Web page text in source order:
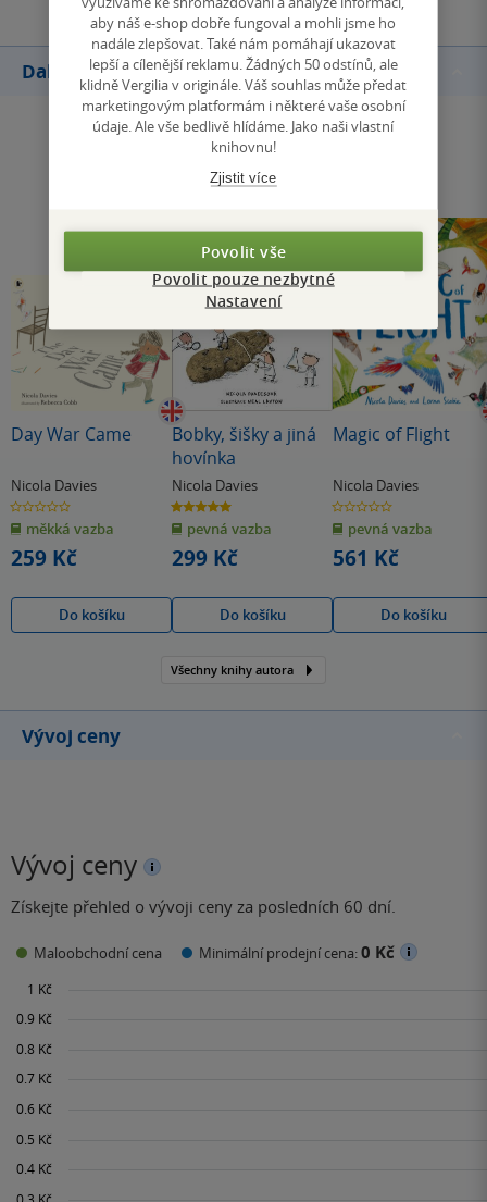
Další knihy autora
Day War Came
Nicola Davies
0.0
z
5
hvězdiček
měkká vazba
259 Kč
Do košíku
Bobky, šišky a jiná
hovínka
Nicola Davies
5.0
z
5
hvězdiček
pevná vazba
299 Kč
Do košíku
Magic of Flight
Nicola Davies
0.0
z
5
hvězdiček
pevná vazba
561 Kč
Do košíku
Všechny knihy autora
Vývoj ceny
Vývoj ceny
Získejte přehled o vývoji ceny za posledních 60 dní.
Maloobchodní cena Minimální prodejní cena:0 Kč
aby náš e-shop dobře fungoval a mohli jsme ho
nadále zlepšovat. Také nám pomáhají ukazovat
lepší a cílenější reklamu. Žádných 50 odstínů, ale
klidně Vergilia v originále. Váš souhlas může předat
marketingovým platformám i některé vaše osobní
údaje. Ale vše bedlivě hlídáme. Jako naši vlastní
knihovnu!
Zjistit více
Povolit vše
Povolit pouze nezbytné
Nastavení